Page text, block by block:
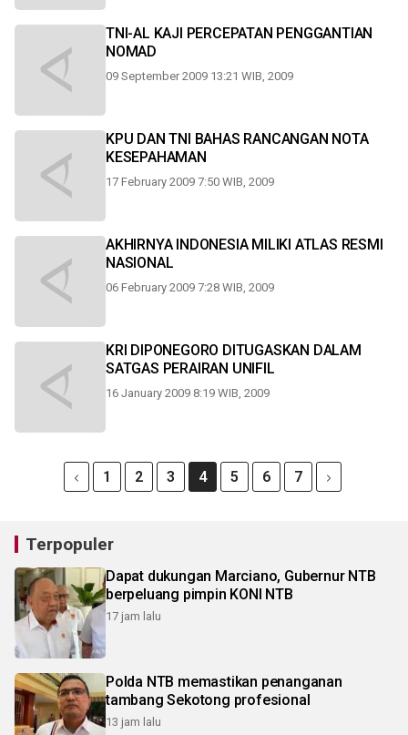
TNI-AL KAJI PERCEPATAN PENGGANTIAN
NOMAD
09 September 2009 13:21 WIB, 2009
KPU DAN TNI BAHAS RANCANGAN NOTA
KESEPAHAMAN
17 February 2009 7:50 WIB, 2009
AKHIRNYA INDONESIA MILIKI ATLAS RESMI
NASIONAL
06 February 2009 7:28 WIB, 2009
KRI DIPONEGORO DITUGASKAN DALAM
SATGAS PERAIRAN UNIFIL
16 January 2009 8:19 WIB, 2009
1 2 3 4 5 6 7
Terpopuler
Dapat dukungan Marciano, Gubernur NTB
berpeluang pimpin KONI NTB
17 jam lalu
Polda NTB memastikan penanganan
tambang Sekotong profesional
13 jam lalu